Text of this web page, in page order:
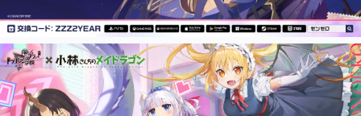
ピックアップ
電ファミのいま読まれている記事ランキング